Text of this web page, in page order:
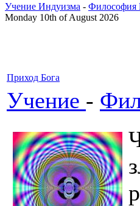
Учение Индуизма - Философия
Monday 10th of August 2026
Приход Бога
Учение -